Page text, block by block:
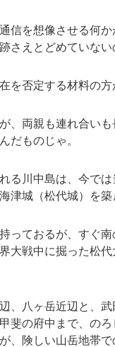
信を想像させる何
さえとどめていない
を否定する材料の方
、両親も連れ合い
だものじゃ。
る川中島は、今で
津城（松代城）を
っておるが、すぐ
大戦中に掘った松
、八ヶ岳近辺と、
斐の府中まで、の
、険しい山岳地帯